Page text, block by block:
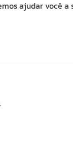
ajudar você a